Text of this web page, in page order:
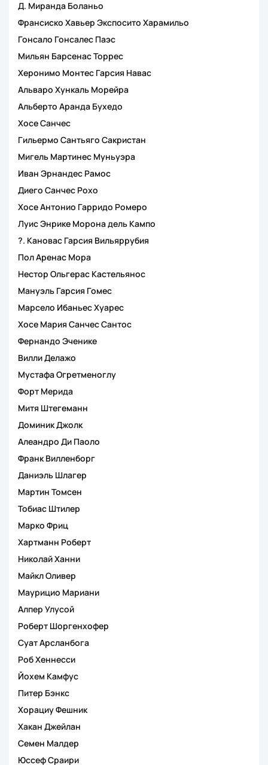
Д. Миранда Боланьо
Франсиско Хавьер Экспосито Харамильо
Гонсало Гонсалес Паэс
Мильян Барсенас Торрес
Херонимо Монтес Гарсия Навас
Альваро Хункаль Морейра
Альберто Аранда Бухедо
Хосе Санчес
Гильермо Сантьяго Сакристан
Мигель Мартинес Муньуэра
Иван Эрнандес Рамос
Диего Санчес Рохо
Хосе Антонио Гарридо Ромеро
Луис Энрике Морона дель Кампо
?. Кановас Гарсия Вильяррубия
Пол Аренас Мора
Нестор Ольгерас Кастельянос
Мануэль Гарсия Гомес
Марсело Ибаньес Хуарес
Хосе Мария Санчес Сантос
Фернандо Эченике
Вилли Делажо
Мустафа Огретменоглу
Форт Мерида
Митя Штегеманн
Доминик Джолк
Алеандро Ди Паоло
Франк Вилленборг
Даниэль Шлагер
Мартин Томсен
Тобиас Штилер
Марко Фриц
Хартманн Роберт
Николай Ханни
Майкл Оливер
Маурицио Мариани
Алпер Улусой
Роберт Шоргенхофер
Суат Арсланбога
Роб Хеннесси
Йохем Камфус
Питер Бэнкс
Хорациу Фешник
Хакан Джейлан
Семен Малдер
Юссеф Сраири